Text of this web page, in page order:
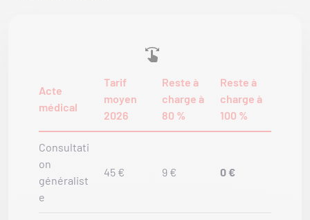
Acte
médical
Tarif
moyen
2026
Reste à
charge à
80 %
Reste à
charge à
100 %
Consultati
on
généralist
e
45 € 9 € 0 €